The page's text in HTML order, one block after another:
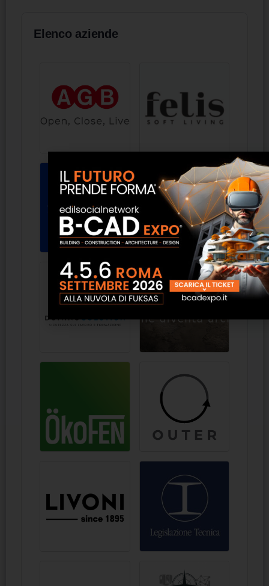
Elenco aziende